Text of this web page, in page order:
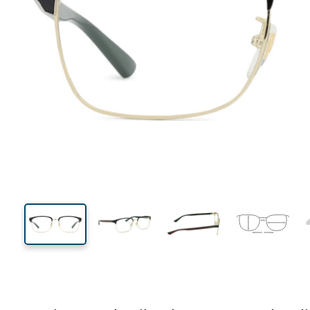
40 mm
Glashoogte Glasbreedte